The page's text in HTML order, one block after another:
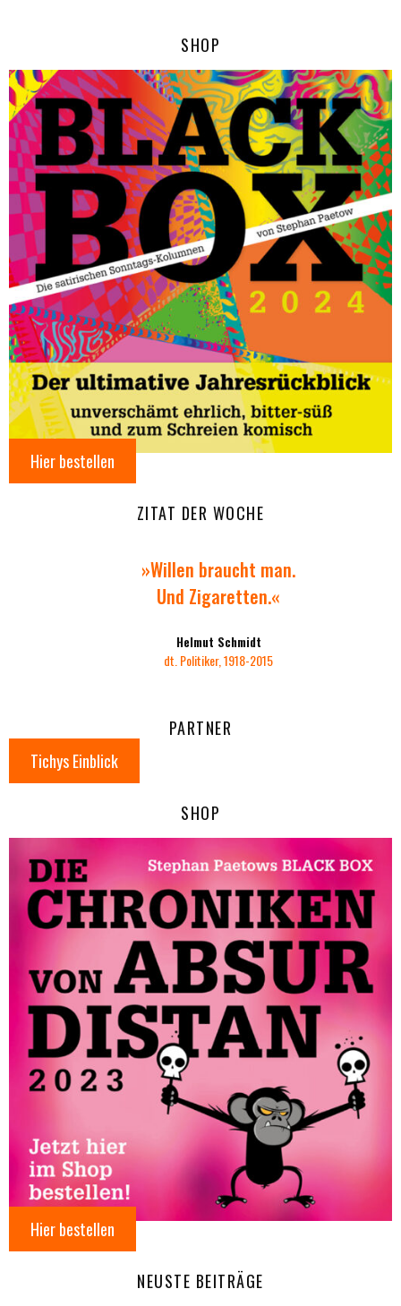
SHOP
Hier bestellen
ZITAT DER WOCHE
»Willen braucht man.
Und Zigaretten.«
Helmut Schmidt
dt. Politiker, 1918-2015
PARTNER
Tichys Einblick
SHOP
Hier bestellen
NEUSTE BEITRÄGE